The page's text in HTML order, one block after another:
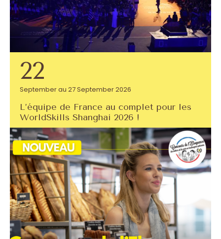
22
September au 27 September 2026
L’équipe de France au complet pour les
WorldSkills Shanghai 2026 !